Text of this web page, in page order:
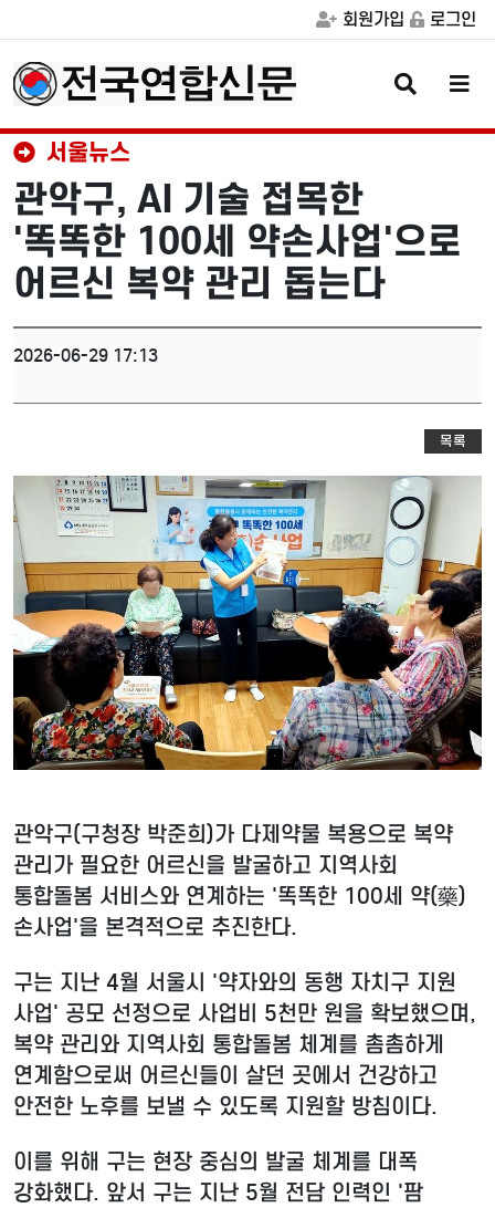
회원가입 로그인
검
색
버
메
버
서울뉴스
관악구, AI 기술 접목한
'똑똑한 100세 약손사업'으로
어르신 복약 관리 돕는다
2026-06-29 17:13
목록
관악구(구청장 박준희)가 다제약물 복용으로 복약
관리가 필요한 어르신을 발굴하고 지역사회
통합돌봄 서비스와 연계하는 '똑똑한 100세 약(藥)
손사업'을 본격적으로 추진한다.
구는 지난 4월 서울시 '약자와의 동행 자치구 지원
사업' 공모 선정으로 사업비 5천만 원을 확보했으며,
복약 관리와 지역사회 통합돌봄 체계를 촘촘하게
연계함으로써 어르신들이 살던 곳에서 건강하고
안전한 노후를 보낼 수 있도록 지원할 방침이다.
이를 위해 구는 현장 중심의 발굴 체계를 대폭
강화했다. 앞서 구는 지난 5월 전담 인력인 '팜